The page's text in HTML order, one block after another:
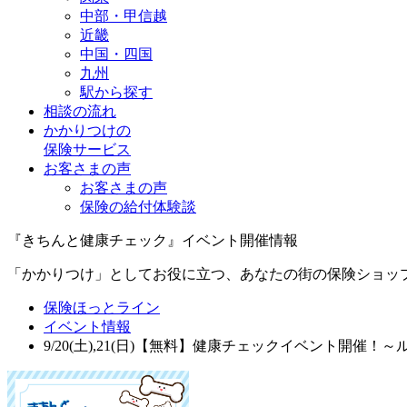
中部・甲信越
近畿
中国・四国
九州
駅から探す
相談の流れ
かかりつけの
保険サービス
お客さまの声
お客さまの声
保険の給付体験談
『きちんと健康チェック』イベント開催情報
「かかりつけ」としてお役に立つ、あなたの街の保険ショッ
保険ほっとライン
イベント情報
9/20(土),21(日)【無料】健康チェックイベント開催！～